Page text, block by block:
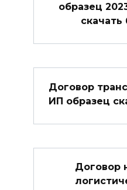
образец
скачать
Договор
ИП образец
Договор